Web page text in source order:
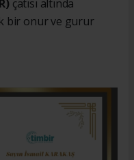
çatısı altında
bir onur ve gurur